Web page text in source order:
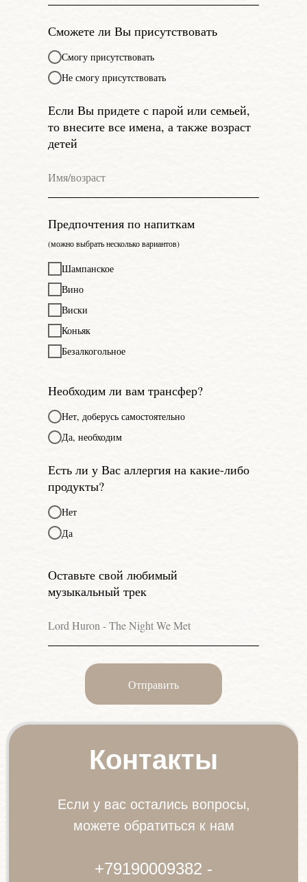
Сможете ли Вы присутствовать
Смогу присутствовать
Не смогу присутствовать
Если Вы придете с парой или семьей,
то внесите все имена, а также возраст
детей
Предпочтения по напиткам
(можно выбрать несколько вариантов)
Шампанское
Вино
Виски
Коньяк
Безалкогольное
Необходим ли вам трансфер?
Нет, доберусь самостоятельно
Да, необходим
Есть ли у Вас аллергия на какие-либо
продукты?
Нет
Да
Оставьте свой любимый
музыкальный трек
Отправить
Контакты
Если у вас остались вопросы,
можете обратиться к нам
+79190009382 -